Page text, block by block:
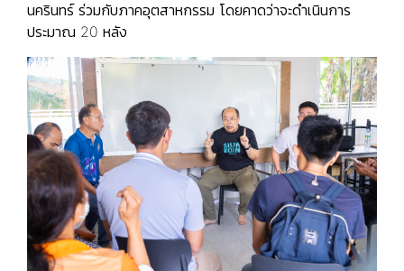
นครินทร์ ร่วมกับภาคอุตสาหกรรม โดยคาดว่าจะดำเนินการ
ประมาณ 20 หลัง